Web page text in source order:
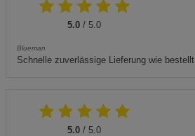
5.0 / 5.0
Blueman
Schnelle zuverlässige Lieferung wie bestellt.
5.0 / 5.0